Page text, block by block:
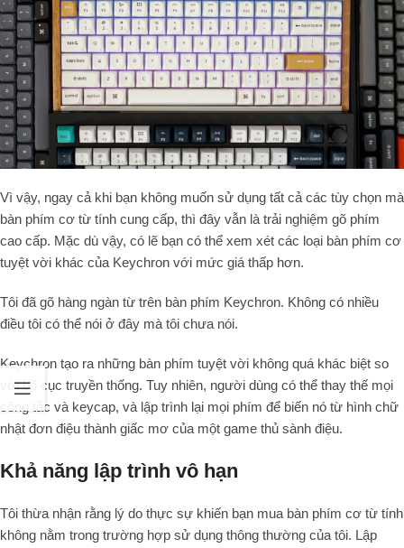
Vì vậy, ngay cả khi bạn không muốn sử dụng tất cả các tùy chọn mà
bàn phím cơ từ tính cung cấp, thì đây vẫn là trải nghiệm gõ phím
cao cấp. Mặc dù vậy, có lẽ bạn có thể xem xét các loại bàn phím cơ
tuyệt vời khác của Keychron với mức giá thấp hơn.
Tôi đã gõ hàng ngàn từ trên bàn phím Keychron. Không có nhiều
điều tôi có thể nói ở đây mà tôi chưa nói.
Keychron tạo ra những bàn phím tuyệt vời không quá khác biệt so
với bố cục truyền thống. Tuy nhiên, người dùng có thể thay thế mọi
công tắc và keycap, và lập trình lại mọi phím để biến nó từ hình chữ
nhật đơn điệu thành giấc mơ của một game thủ sành điệu.
Khả năng lập trình vô hạn
Tôi thừa nhận rằng lý do thực sự khiến bạn mua bàn phím cơ từ tính
không nằm trong trường hợp sử dụng thông thường của tôi. Lập